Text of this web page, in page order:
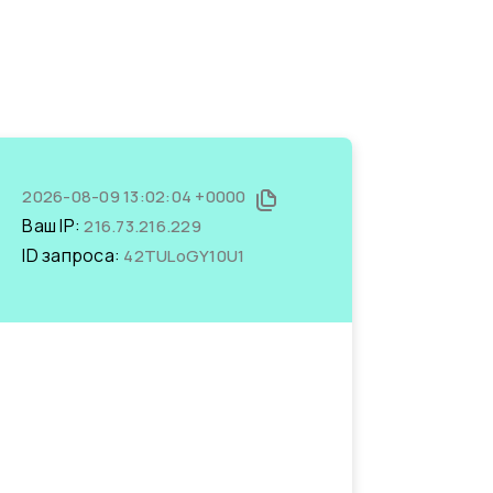
2026-08-09 13:02:04 +0000
Ваш IP:216.73.216.229
ID запроса: 42TULoGY10U1